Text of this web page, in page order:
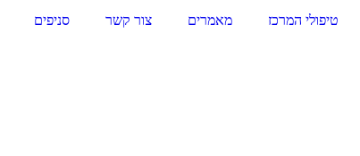
טיפולי המרכז מאמרים צור קשר סניפים